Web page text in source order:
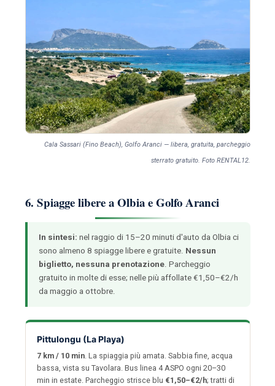
Cala Sassari (Fino Beach), Golfo Aranci — libera, gratuita, parcheggio
sterrato gratuito. Foto RENTAL12.
6. Spiagge libere a Olbia e Golfo Aranci
In sintesi: nel raggio di 15–20 minuti d'auto da Olbia ci
sono almeno 8 spiagge libere e gratuite. Nessun
biglietto, nessuna prenotazione. Parcheggio
gratuito in molte di esse; nelle più affollate €1,50–€2/h
da maggio a ottobre.
Pittulongu (La Playa)
7 km / 10 min. La spiaggia più amata. Sabbia fine, acqua
bassa, vista su Tavolara. Bus linea 4 ASPO ogni 20–30
min in estate. Parcheggio strisce blu €1,50–€2/h; tratti di